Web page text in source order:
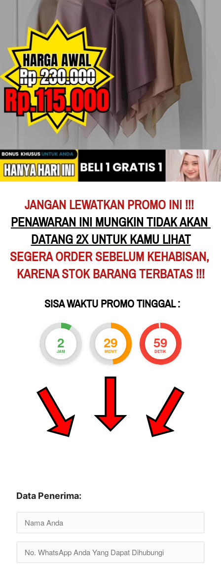
JANGAN LEWATKAN PROMO INI !!!
PENAWARAN INI MUNGKIN TIDAK AKAN
DATANG 2X UNTUK KAMU LIHAT
SEGERA ORDER SEBELUM KEHABISAN,
KARENA STOK BARANG TERBATAS !!!
SISA WAKTU PROMO TINGGAL :
2
JAM 29
MENIT 57
DETIK
Data Penerima: